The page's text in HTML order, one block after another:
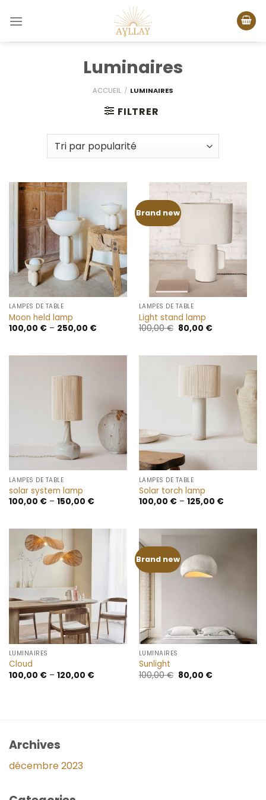
au
Luminaires
ACCUEIL / LUMINAIRES
FILTRER
LAMPES DE TABLE
Moon held lamp
100,00 €– 250,00 €
Brand new
LAMPES DE TABLE
Light stand lamp
100,00€ Le
prix
100,00 €.
80,00 €Le
80,00 €.
LAMPES DE TABLE
solar system lamp
100,00 €– 150,00 €
LAMPES DE TABLE
Solar torch lamp
100,00 €– 125,00 €
LUMINAIRES
Cloud
100,00 €– 120,00 €
Brand new
LUMINAIRES
Sunlight
100,00€ Le
prix
80,00 €Le
Archives
décembre 2023